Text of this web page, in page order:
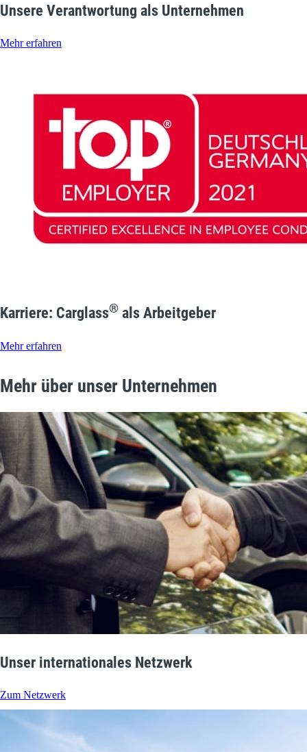
Unsere Verantwortung als Unternehmen
Mehr erfahren
Karriere: Carglass® als Arbeitgeber
Mehr erfahren
Mehr über unser Unternehmen
Unser internationales Netzwerk
Zum Netzwerk